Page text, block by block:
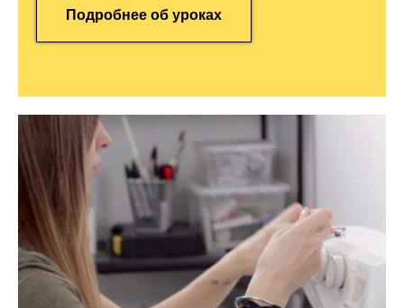
Подробнее об уроках